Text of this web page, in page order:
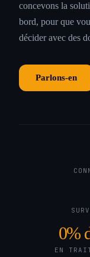
concevons la
bord, pour que
décider avec des
Parlons-en
0%
EN